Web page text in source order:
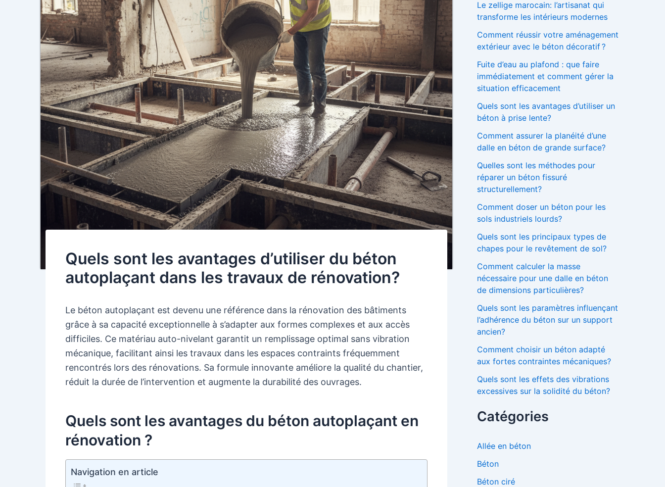
Quels sont les avantages d’utiliser du béton
autoplaçant dans les travaux de rénovation?
Le béton autoplaçant est devenu une référence dans la rénovation des bâtiments
grâce à sa capacité exceptionnelle à s’adapter aux formes complexes et aux accès
difficiles. Ce matériau auto-nivelant garantit un remplissage optimal sans vibration
mécanique, facilitant ainsi les travaux dans les espaces contraints fréquemment
rencontrés lors des rénovations. Sa formule innovante améliore la qualité du chantier,
réduit la durée de l’intervention et augmente la durabilité des ouvrages.
Quels sont les avantages du béton autoplaçant en
rénovation ?
Navigation en article
h
e
:
Le zellige marocain: l’artisanat qui
transforme les intérieurs modernes
Comment réussir votre aménagement
extérieur avec le béton décoratif ?
Fuite d’eau au plafond : que faire
immédiatement et comment gérer la
situation efficacement
Quels sont les avantages d’utiliser un
béton à prise lente?
Comment assurer la planéité d’une
dalle en béton de grande surface?
Quelles sont les méthodes pour
réparer un béton fissuré
structurellement?
Comment doser un béton pour les
sols industriels lourds?
Quels sont les principaux types de
chapes pour le revêtement de sol?
Comment calculer la masse
nécessaire pour une dalle en béton
de dimensions particulières?
Quels sont les paramètres influençant
l’adhérence du béton sur un support
ancien?
Comment choisir un béton adapté
aux fortes contraintes mécaniques?
Quels sont les effets des vibrations
excessives sur la solidité du béton?
Catégories
Allée en béton
Béton
Béton ciré